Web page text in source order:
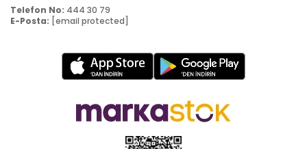
Telefon No: 444 30 79
E-Posta: [email protected]